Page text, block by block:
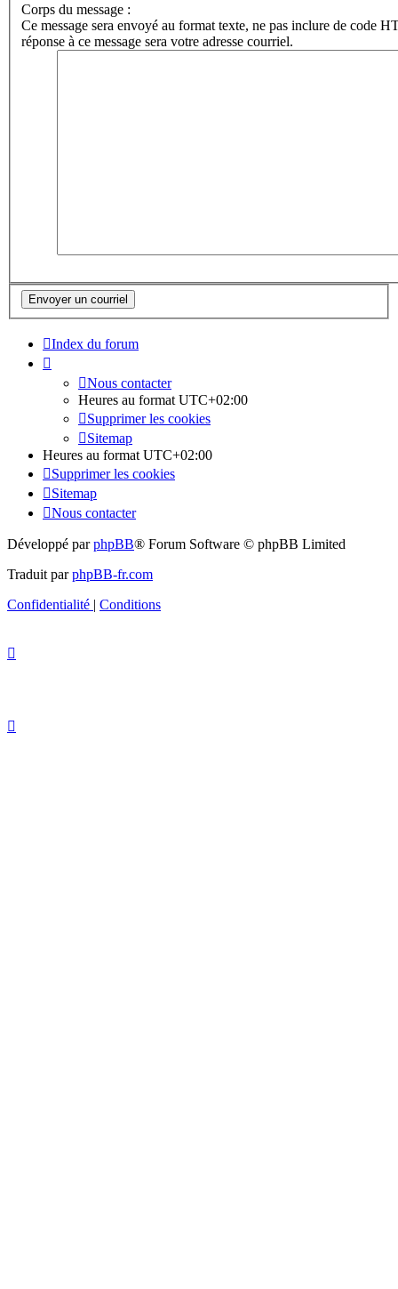
Corps du message :
Ce message sera envoyé au format texte, ne pas inclure de code
réponse à ce message sera votre adresse courriel.
Index du forum
Nous contacter
Heures au formatUTC+02:00
Supprimer les cookies
Sitemap
Heures au formatUTC+02:00
Supprimer les cookies
Sitemap
Nous contacter
Développé parphpBB® Forum Software © phpBB Limited
Traduit parphpBB-fr.com
Confidentialité
Conditions